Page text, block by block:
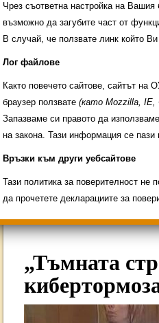
Свободни места за
ИНОВАЦИЯ 2026
„Тъмната
Чрез съответна настройка на Вашия
възможно да загубите част от
В случай, че ползвате линк който
Лог файлове
Както повечето сайтове, сайтът
браузер ползвате (като Mozzilla, IE,
Запазваме си правото да
на закона. Тази информация се
Връзки към други уебсайтове
Тази политика за поверителност
да прочетете декларациите за